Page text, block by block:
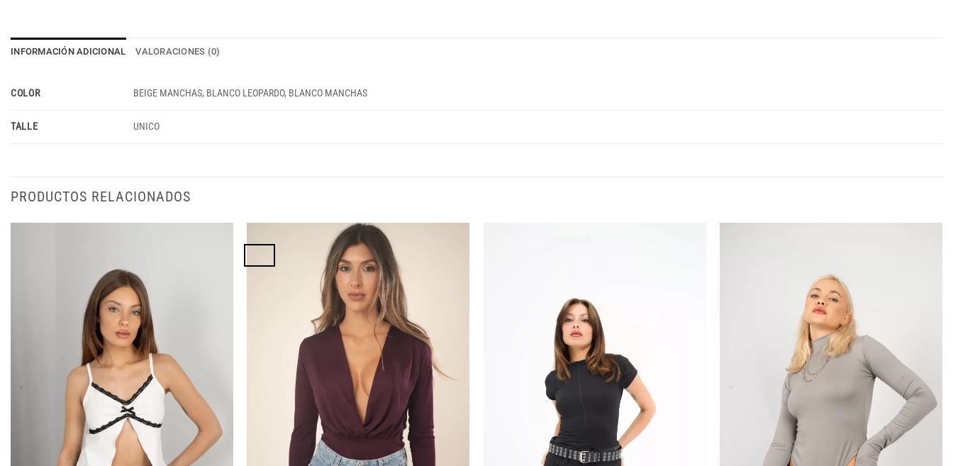
INFORMACIÓN ADICIONAL VALORACIONES (0)
COLOR BEIGE MANCHAS, BLANCO LEOPARDO, BLANCO MANCHAS
TALLE UNICO
PRODUCTOS RELACIONADOS